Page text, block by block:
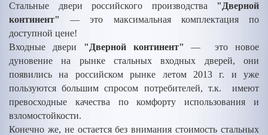
Стальные двери российского производства "Дверной
континент"
— это максимальная комплектация по
доступной цене!
Входные двери "Дверной континент" — это новое
дуновение на рынке стальных входных дверей, они
появились на российском рынке летом 2013 г. и уже
пользуются большим спросом потребителей, т.к. имеют
превосходные качества по комфорту использования и
взломостойкости.
Конечно же, не остается без внимания стоимость стальных